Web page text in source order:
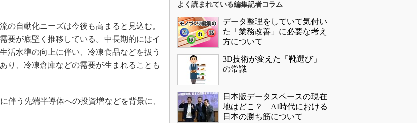
自動化ニーズは今後も高まると見込む。
要が底堅く推移している。中長期的にはイ
活水準の向上に伴い、冷凍食品などを扱う
り、冷凍倉庫などの需要が生まれることも
う先端半導体への投資増などを背景に、
よく読まれている編集記者コラム
データ整理をしていて気付い
た「業務改善」に必要な考え
方について
3D技術が変えた「靴選び」
の常識
日本版データスペースの現在
地はどこ？ AI時代における
日本の勝ち筋について